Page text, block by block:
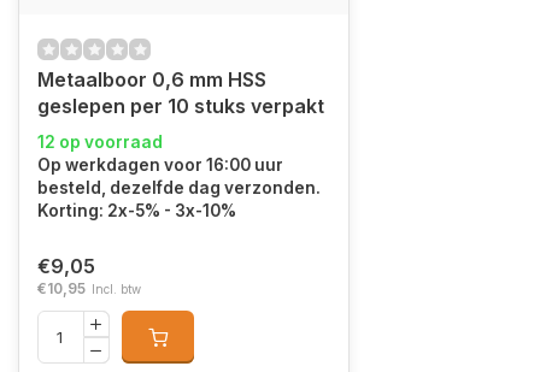
Metaalboor 0,6 mm HSS
geslepen per 10 stuks verpakt
12 op voorraad
Op werkdagen voor 16:00 uur
besteld, dezelfde dag verzonden.
Korting: 2x-5% - 3x-10%
€9,05
€10,95 Incl. btw